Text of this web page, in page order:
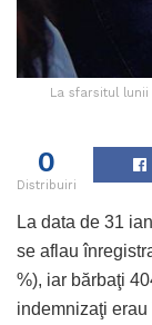
La sfarsitul
0
Distribuiri
La data de 31
se aflau
%), iar bărbaţi
indemnizaţi erau